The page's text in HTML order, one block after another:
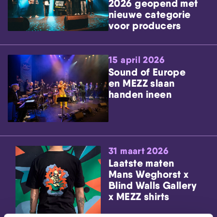
2026 geopend met
nieuwe categorie
voor producers
15 april 2026
Sound of Europe
en MEZZ slaan
handen ineen
31 maart 2026
Laatste maten
Mans Weghorst x
Blind Walls Gallery
x MEZZ shirts